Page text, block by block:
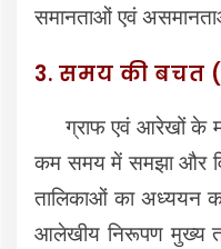
समानताओं एवं
3. समय की बचत
ग्राफ एवं आरेखों के
कम समय में समझा और
तालिकाओं का अध्ययन
आलेखीय निरूपण मुख्य